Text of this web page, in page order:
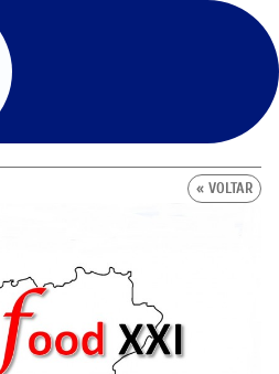
« VOLTAR